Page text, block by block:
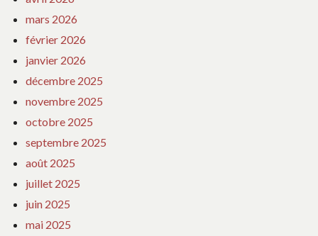
mars 2026
février 2026
janvier 2026
décembre 2025
novembre 2025
octobre 2025
septembre 2025
août 2025
juillet 2025
juin 2025
mai 2025